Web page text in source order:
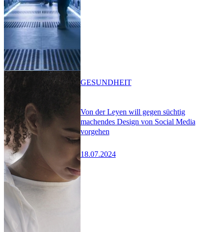
Von der Leyen will gegen süchtig
machendes Design von Social Media
vorgehen
18.07.2024
GESUNDHEIT